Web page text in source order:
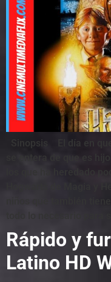
Sinopsis El día en
se entera de que es
los que ha heredado
Hogwarts de Magia y
niños que también
Rápido y
Latino HD